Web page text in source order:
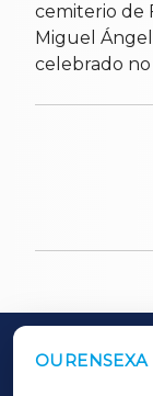
cemiterio de
Miguel
celebrado
OURENSEXA
OUTROS